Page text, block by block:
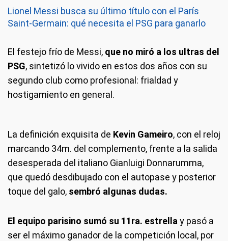
Lionel Messi busca su último título con el París
Saint-Germain: qué necesita el PSG para ganarlo
El festejo frío de Messi, que no miró a los ultras del
PSG, sintetizó lo vivido en estos dos años con su
segundo club como profesional: frialdad y
hostigamiento en general.
La definición exquisita de Kevin Gameiro, con el reloj
marcando 34m. del complemento, frente a la salida
desesperada del italiano Gianluigi Donnarumma,
que quedó desdibujado con el autopase y posterior
toque del galo, sembró algunas dudas.
El equipo parisino sumó su 11ra. estrella y pasó a
ser el máximo ganador de la competición local, por